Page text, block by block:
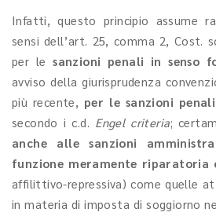
Infatti, questo principio assume
sensi dell’art. 25, comma 2, Cost.
per lesanzioni penali in
avviso della giurisprudenza
più recente, per le sanzioni
secondo i c.d. Engel criteria;
anche alle sanzioni
funzione meramente
affilittivo-repressiva) come quelle
in materia di imposta di soggiorno